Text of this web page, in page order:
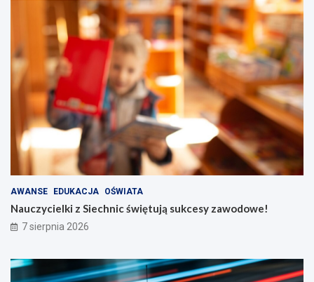
AWANSE EDUKACJA OŚWIATA
Nauczycielki z Siechnic świętują sukcesy zawodowe!
7 sierpnia 2026